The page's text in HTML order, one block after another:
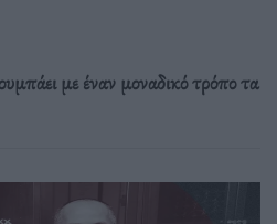
με έναν μοναδικό τρόπο τα